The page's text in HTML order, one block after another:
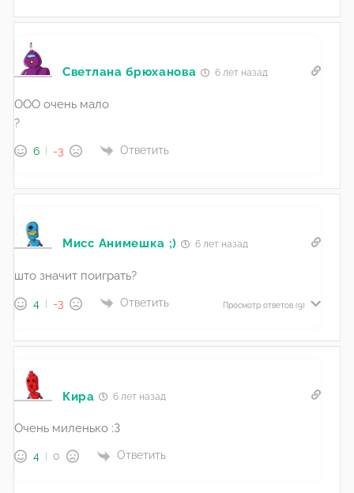
Светлана брюханова 6 лет назад
ООО очень мало
?
6 -3 Ответить
Мисс Анимешка ;) 6 лет назад
што значит поиграть?
4 -3 Ответить Просмотр ответов (9)
Кира 6 лет назад
Очень миленько :З
4 0 Ответить